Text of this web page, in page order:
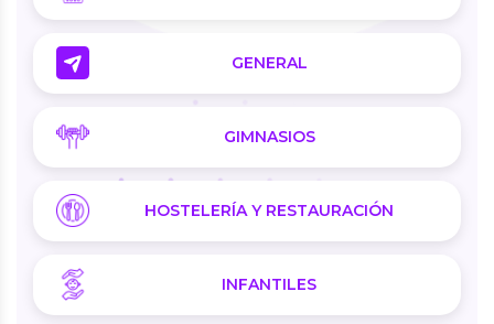
GENERAL
GIMNASIOS
HOSTELERÍA Y RESTAURACIÓN
INFANTILES